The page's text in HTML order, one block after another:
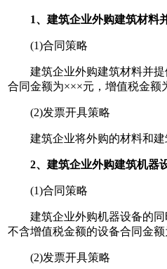
1、建筑企业外购建筑材料
(1)合同策略
建筑企业外购建筑材料并提
合同金额为×××元，增值税金额
(2)发票开具策略
建筑企业将外购的材料和建
2、建筑企业外购建筑机器
(1)合同策略
建筑企业外购机器设备的同时
不含增值税金额的设备合同金
(2)发票开具策略